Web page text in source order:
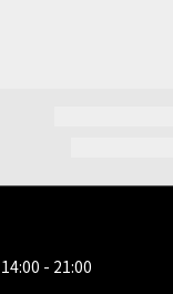
- 21:00